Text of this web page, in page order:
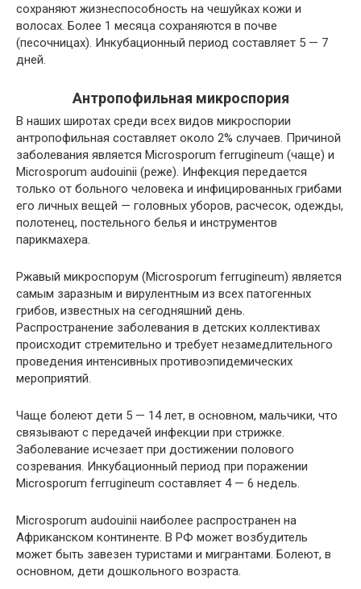
сохраняют жизнеспособность на чешуйках кожи и
волосах. Более 1 месяца сохраняются в почве
(песочницах). Инкубационный период составляет 5 — 7
дней.
Антропофильная микроспория
В наших широтах среди всех видов микроспории
антропофильная составляет около 2% случаев. Причиной
заболевания является Microsporum ferrugineum (чаще) и
Microsporum audouinii (реже). Инфекция передается
только от больного человека и инфицированных грибами
его личных вещей — головных уборов, расчесок, одежды,
полотенец, постельного белья и инструментов
парикмахера.
Ржавый микроспорум (Microsporum ferrugineum) является
самым заразным и вирулентным из всех патогенных
грибов, известных на сегодняшний день.
Распространение заболевания в детских коллективах
происходит стремительно и требует незамедлительного
проведения интенсивных противоэпидемических
мероприятий.
Чаще болеют дети 5 — 14 лет, в основном, мальчики, что
связывают с передачей инфекции при стрижке.
Заболевание исчезает при достижении полового
созревания. Инкубационный период при поражении
Microsporum ferrugineum составляет 4 — 6 недель.
Microsporum audouinii наиболее распространен на
Африканском континенте. В РФ может возбудитель
может быть завезен туристами и мигрантами. Болеют, в
основном, дети дошкольного возраста.